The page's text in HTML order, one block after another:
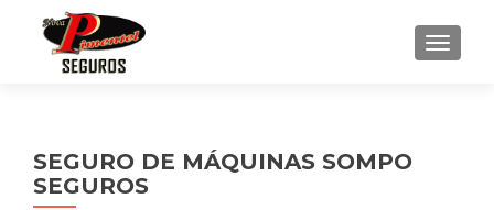
SEGURO DE MÁQUINAS SOMPO
SEGUROS